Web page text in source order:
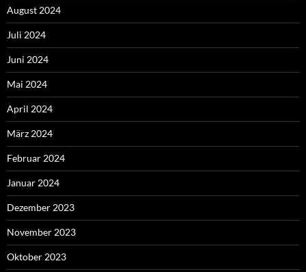
August 2024
Juli 2024
Juni 2024
Mai 2024
April 2024
März 2024
Februar 2024
Januar 2024
Dezember 2023
November 2023
Oktober 2023